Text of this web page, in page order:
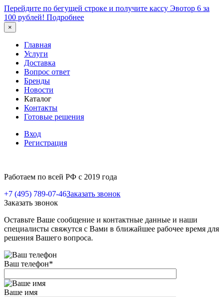
Перейдите по бегущей строке и получите кассу Эвотор 6 за
100 рублей! Подробнее
×
Главная
Услуги
Доставка
Вопрос ответ
Бренды
Новости
Каталог
Контакты
Готовые решения
Вход
Регистрация
Работаем по всей РФ с 2019 года
+7 (495) 789-07-46Заказать звонок
Заказать звонок
Оставьте Ваше сообщение и контактные данные и наши
специалисты свяжутся с Вами в ближайшее рабочее время для
решения Вашего вопроса.
Ваш телефон*
Ваше имя